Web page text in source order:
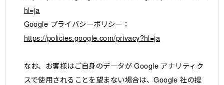
hl=ja
Google プライバシーポリシー：
https://policies.google.com/privacy?hl=ja
なお、お客様はご自身のデータが Google アナリティク
スで使用されることを望まない場合は、Google 社の提